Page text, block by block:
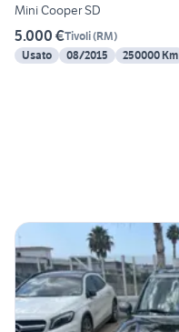
Mini Cooper SD
5.000 €Tivoli(RM)
Usato
08/2015 250000 Km